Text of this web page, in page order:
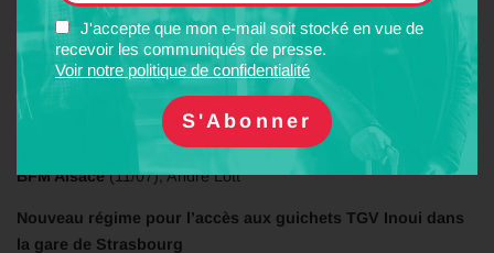
J'accepte que mon e-mail soit stocké en vue de
recevoir les communiqués de presse.
Voir notre politique de confidentialité
Grand Est
Mettre en place des points d’eau dans les gares
BFM Alsace(11/07), André Lott
Nouveau régime pour l’accès aux guichets TGV Inoui dans
la gare de Strasbourg